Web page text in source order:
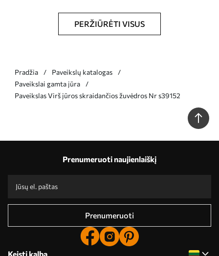
PERŽIŪRĖTI VISUS
Pradžia
Paveikslų katalogas
Paveikslai gamta jūra
Paveikslas Virš jūros skraidančios žuvėdros Nr s39152
Prenumeruoti naujienlaiškį
Prenumeruoti
Keisti kalbą